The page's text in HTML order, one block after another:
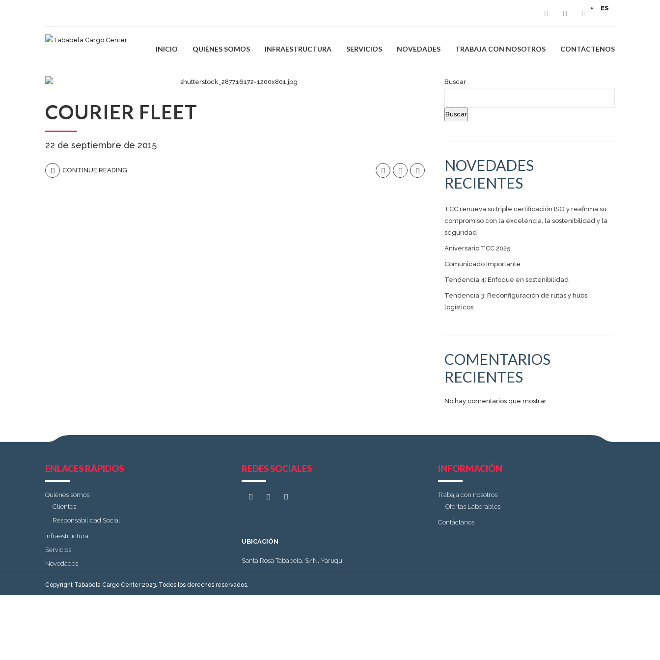
ES
INICIO QUIÉNES SOMOS INFRAESTRUCTURA SERVICIOS NOVEDADES TRABAJA CON NOSOTROS CONTÁCTENOS
COURIER FLEET
22 de septiembre de 2015
CONTINUE READING
Buscar
Buscar
NOVEDADES
RECIENTES
TCC renueva su triple certificación ISO y reafirma su
compromiso con la excelencia, la sostenibilidad y la
seguridad
Aniversario TCC 2025
Comunicado Importante
Tendencia 4: Enfoque en sostenibilidad
Tendencia 3: Reconfiguración de rutas y hubs
logísticos
COMENTARIOS
RECIENTES
No hay comentarios que mostrar.
ENLACES RÁPIDOS
Quiénes somos
Clientes
Responsabilidad Social
Infraestructura
Servicios
Novedades
REDES SOCIALES
UBICACIÓN
Santa Rosa Tababela, S/N, Yaruquí
INFORMACIÓN
Trabaja con nosotros
Ofertas Laborables
Contáctanos
Copyright Tababela Cargo Center 2023. Todos los derechos reservados.